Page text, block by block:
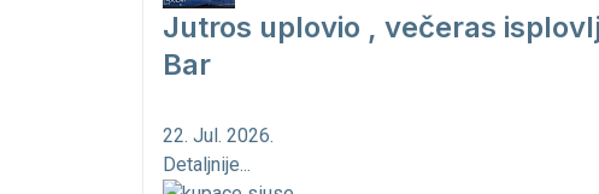
Jutros uplovio , večeras
Bar
22. Jul. 2026.
Detaljnije...